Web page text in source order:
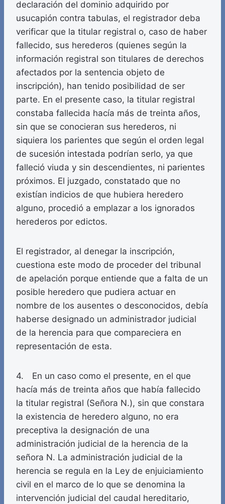
declaración del dominio adquirido por
usucapión contra tabulas, el registrador deba
verificar que la titular registral o, caso de haber
fallecido, sus herederos (quienes según la
información registral son titulares de derechos
afectados por la sentencia objeto de
inscripción), han tenido posibilidad de ser
parte. En el presente caso, la titular registral
constaba fallecida hacía más de treinta años,
sin que se conocieran sus herederos, ni
siquiera los parientes que según el orden legal
de sucesión intestada podrían serlo, ya que
falleció viuda y sin descendientes, ni parientes
próximos. El juzgado, constatado que no
existían indicios de que hubiera heredero
alguno, procedió a emplazar a los ignorados
herederos por edictos.
El registrador, al denegar la inscripción,
cuestiona este modo de proceder del tribunal
de apelación porque entiende que a falta de un
posible heredero que pudiera actuar en
nombre de los ausentes o desconocidos, debía
haberse designado un administrador judicial
de la herencia para que compareciera en
representación de esta.
4. En un caso como el presente, en el que
hacía más de treinta años que había fallecido
la titular registral (Señora N.), sin que constara
la existencia de heredero alguno, no era
preceptiva la designación de una
administración judicial de la herencia de la
señora N. La administración judicial de la
herencia se regula en la Ley de enjuiciamiento
civil en el marco de lo que se denomina la
intervención judicial del caudal hereditario,